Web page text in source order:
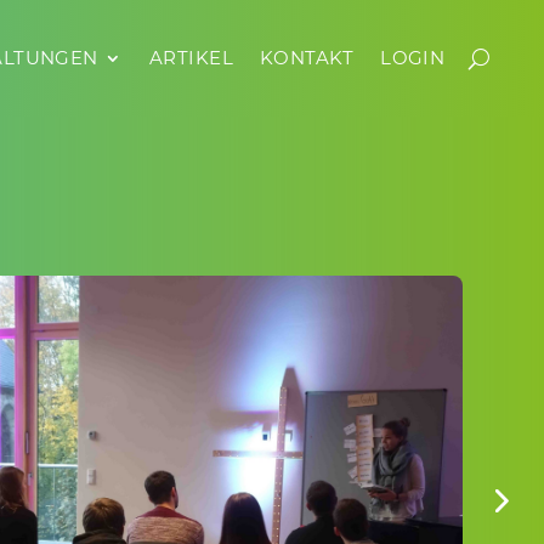
ARTIKEL KONTAKT LOGIN
ARTIKEL KONTAKT LOGIN